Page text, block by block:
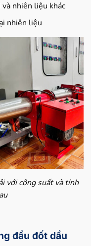
nhiên liệu khác
nhiên liệu
với công suất và tính
đầu đốt dầu